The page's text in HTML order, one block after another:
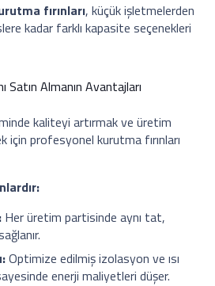
fırınları, küçük işletmelerden
kadar farklı kapasite seçenekleri
Satın Almanın Avantajları
kaliteyi artırmak ve üretim
profesyonel kurutma fırınları
Her üretim partisinde aynı tat,
Optimize edilmiş izolasyon ve ısı
enerji maliyetleri düşer.